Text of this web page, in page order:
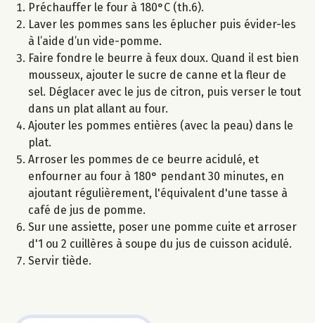
Préchauffer le four à 180°C (th.6).
Laver les pommes sans les éplucher puis évider-les
à l’aide d’un vide-pomme.
Faire fondre le beurre à feux doux. Quand il est bien
mousseux, ajouter le sucre de canne et la fleur de
sel. Déglacer avec le jus de citron, puis verser le tout
dans un plat allant au four.
Ajouter les pommes entières (avec la peau) dans le
plat.
Arroser les pommes de ce beurre acidulé, et
enfourner au four à 180° pendant 30 minutes, en
ajoutant régulièrement, l'équivalent d'une tasse à
café de jus de pomme.
Sur une assiette, poser une pomme cuite et arroser
d'1 ou 2 cuillères à soupe du jus de cuisson acidulé.
Servir tiède.